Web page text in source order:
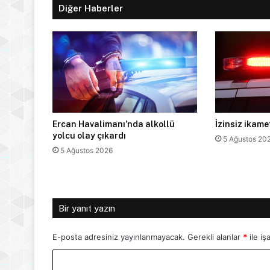
Diğer Haberler
Ercan Havalimanı’nda alkollü
yolcu olay çıkardı
5 Ağustos 2026
İzinsiz
5 Ağustos
Bir yanıt yazın
E-posta adresiniz yayınlanmayacak. Gerekli alanlar * ile